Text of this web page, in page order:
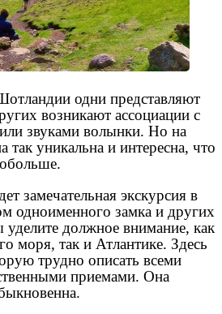
одни представляют
возникают ассоциации с
звуками волынки. Но на
так уникальна и интересна, что
замечательная экскурсия в
одноименного замка и других
должное внимание, как
моря, так и Атлантике. Здесь
трудно описать всеми
приемами. Она